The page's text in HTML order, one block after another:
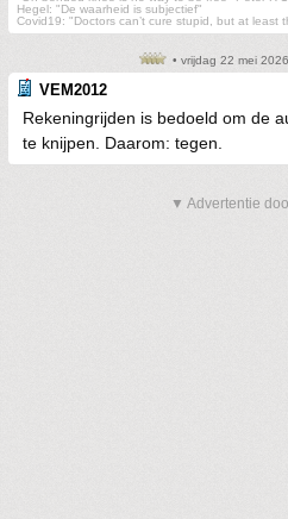
Hegel: "De waarheid is subjectief"
Covid19: "Doctors can’t cure stupid, but at least
• vrijdag 22 mei
VEM2012
Rekeningrijden is bedoeld om de
te knijpen. Daarom: tegen.
▼ Advertentie